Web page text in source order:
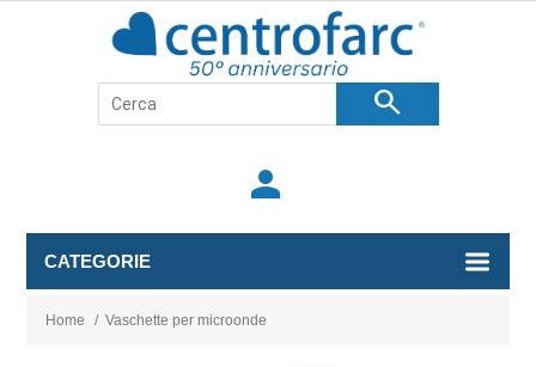
search
person
CATEGORIE
Home / Vaschette per microonde